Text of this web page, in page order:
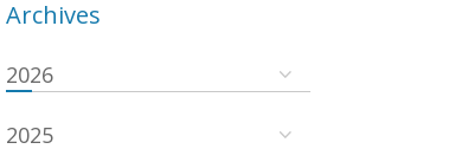
Archives
2026
2025